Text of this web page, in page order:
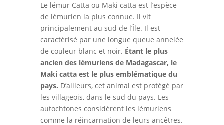
Le lémur Catta ou Maki catta est l’espèce
de lémurien la plus connue. Il vit
principalement au sud de l’Île. Il est
caractérisé par une longue queue annelée
de couleur blanc et noir. Étant le plus
ancien des lémuriens de Madagascar, le
Maki catta est le plus emblématique du
pays. D’ailleurs, cet animal est protégé par
les villageois, dans le sud du pays. Les
autochtones considèrent les lémuriens
comme la réincarnation de leurs ancêtres.